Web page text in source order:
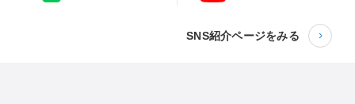
SNS紹介ページをみる